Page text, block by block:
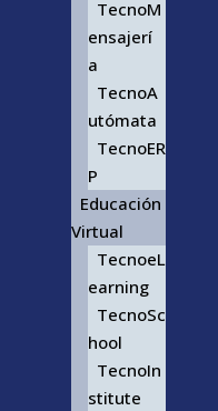
TecnoM
ensajerí
a
TecnoA
utómata
TecnoER
P
Educación
Virtual
TecnoeL
earning
TecnoSc
hool
TecnoIn
stitute